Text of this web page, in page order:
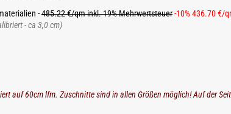
-485.22 €/qm inkl. 19% Mehrwertsteuer-10% 436.70 €/
- ca 3,0 cm)
auf 60cm lfm. Zuschnitte sind in allen Größen möglich! Auf der